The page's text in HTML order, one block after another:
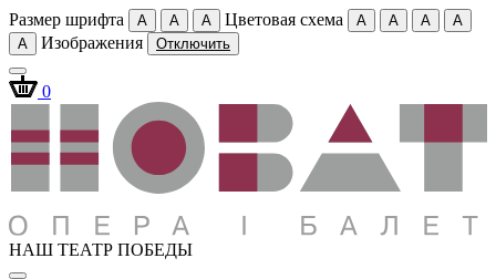
Размер шрифта A A A Цветовая схема A A A
A
A
Изображения Отключить
0
НАШ ТЕАТР ПОБЕДЫ